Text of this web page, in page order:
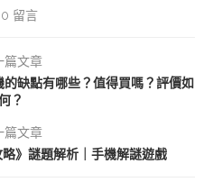
0 留言
篇文章
缺點有哪些？值得買嗎？評價如
？
篇文章
略》謎題解析｜手機解謎遊戲